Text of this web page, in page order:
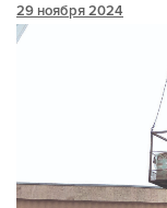
29 ноября 2024